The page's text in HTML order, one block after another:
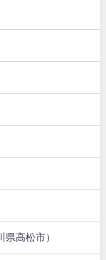
高松市）